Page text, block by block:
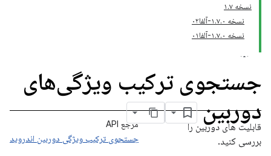
نسخه ۱.۷
نسخه ۱.۷.۰-آلفا۰۲
نسخه ۱.۷.۰-آلفا۰۱
جستجوی ترکیب ویژگی‌های
دوربین
مرجع API
جستجوی ترکیب ویژگی دوربین اندروید
قابلیت های دوربین را
بررسی کنید.